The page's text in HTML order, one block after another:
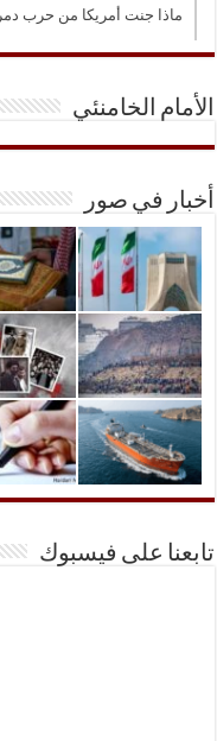
ماذا جنت أمريكا من حرب
الأمام الخامنئي
أخبار في صور
تابعنا على فيسبوك